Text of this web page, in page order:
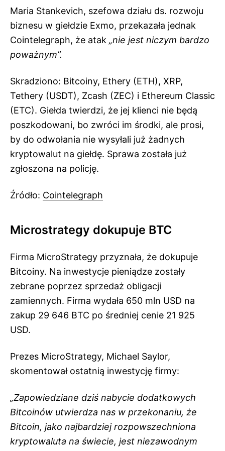
Maria Stankevich, szefowa działu ds. rozwoju
biznesu w giełdzie Exmo, przekazała jednak
Cointelegraph, że atak „nie jest niczym bardzo
poważnym”.
Skradziono: Bitcoiny, Ethery (ETH), XRP,
Tethery (USDT), Zcash (ZEC) i Ethereum Classic
(ETC). Giełda twierdzi, że jej klienci nie będą
poszkodowani, bo zwróci im środki, ale prosi,
by do odwołania nie wysyłali już żadnych
kryptowalut na giełdę. Sprawa została już
zgłoszona na policję.
Źródło: Cointelegraph
Microstrategy dokupuje BTC
Firma MicroStrategy przyznała, że dokupuje
Bitcoiny. Na inwestycje pieniądze zostały
zebrane poprzez sprzedaż obligacji
zamiennych. Firma wydała 650 mln USD na
zakup 29 646 BTC po średniej cenie 21 925
USD.
Prezes MicroStrategy, Michael Saylor,
skomentował ostatnią inwestycję firmy:
„Zapowiedziane dziś nabycie dodatkowych
Bitcoinów utwierdza nas w przekonaniu, że
Bitcoin, jako najbardziej rozpowszechniona
kryptowaluta na świecie, jest niezawodnym